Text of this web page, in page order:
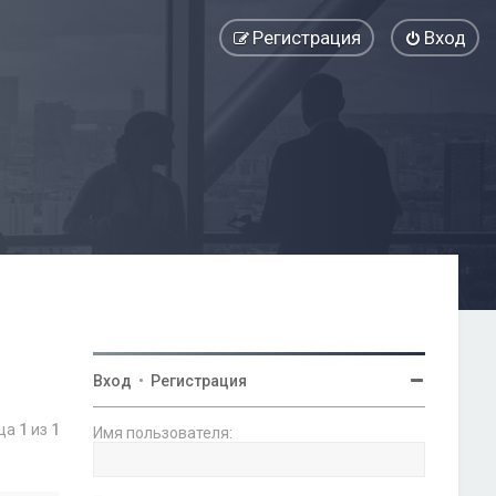
Вход
Регистрация
1 из 1
Вход • Регистрация
Имя пользователя: